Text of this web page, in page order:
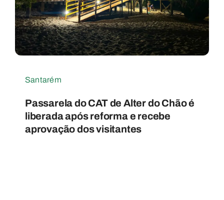
Santarém
Passarela do CAT de Alter do Chão é
liberada após reforma e recebe
aprovação dos visitantes